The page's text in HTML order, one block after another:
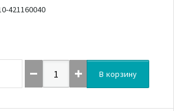
421160040
В корзину